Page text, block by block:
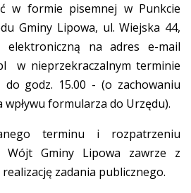
w formie pisemnej w Punkcie
Gminy Lipowa, ul. Wiejska 44,
na adres e-mail
w nieprzekraczalnym terminie
do godz. 15.00 - (o zachowaniu
formularza do Urzędu).
terminu i rozpatrzeniu
Wójt Gminy Lipowa zawrze z
zadania publicznego.